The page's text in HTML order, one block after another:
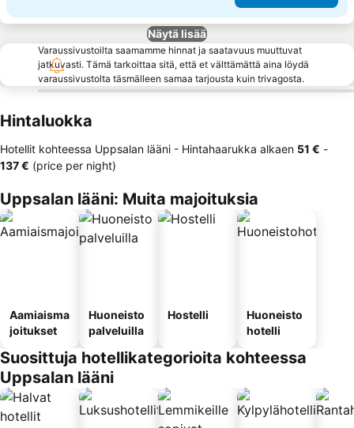
Näytä lisää
Varaussivustoilta saamamme hinnat ja saatavuus muuttuvat
jatkuvasti. Tämä tarkoittaa sitä, että et välttämättä aina löydä
varaussivustolta täsmälleen samaa tarjousta kuin trivagosta.
Hintaluokka
Hotellit kohteessa Uppsalan lääni - Hintahaarukka alkaen ‎51 € -
‎137 € (price per night)
Uppsalan lääni: Muita majoituksia
Aamiaisma
joitukset
Huoneisto
palveluilla
Hostelli
Huoneisto
hotelli
Suosittuja hotellikategorioita kohteessa
Uppsalan lääni